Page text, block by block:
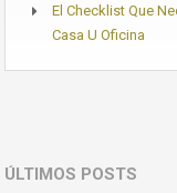
El Checklist Que
Casa U Oficina
ÚLTIMOS POSTS